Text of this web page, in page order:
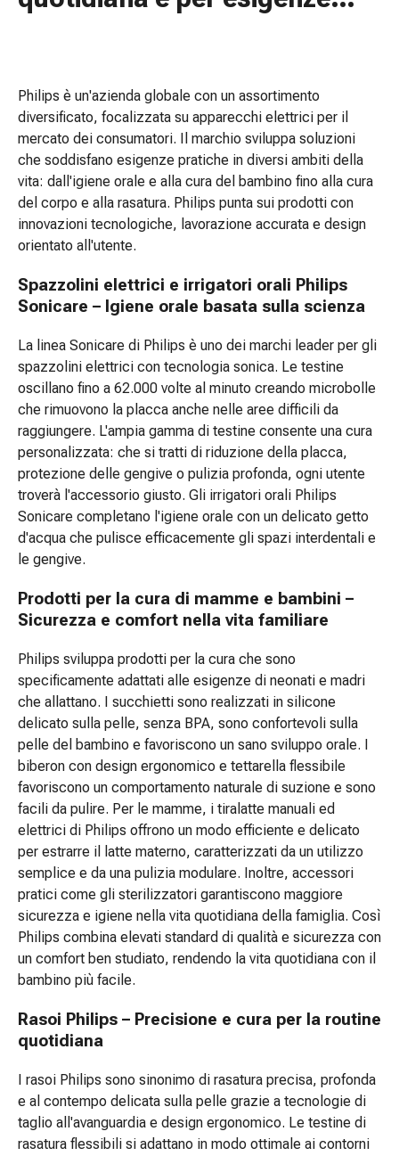
Mal
di
emicrania
Dolori
muscolari
Antidolorifici
Trattamento
dolore
Raffreddamento
Riscaldamento
Stress
e
sonno
Agenti
calmanti
Sbalzi
d'umore
sonno
Roncopatia
Tratto
respiratorio
Farmaci
per
il
naso
Disturbi
respiratori
Infezioni
Varicella
Malattie
neurologiche
Sensazione
di
vertigini
Metabolismo
Immunosoppressori
Protezione
e
prodotti
contro
gli
Philips è un'azienda globale con un assortimento
diversificato, focalizzata su apparecchi elettrici per il
mercato dei consumatori. Il marchio sviluppa soluzioni
che soddisfano esigenze pratiche in diversi ambiti della
vita: dall'igiene orale e alla cura del bambino fino alla cura
del corpo e alla rasatura. Philips punta sui prodotti con
innovazioni tecnologiche, lavorazione accurata e design
orientato all'utente.
Spazzolini elettrici e irrigatori orali Philips
Sonicare – Igiene orale basata sulla scienza
La linea Sonicare di Philips è uno dei marchi leader per gli
spazzolini elettrici con tecnologia sonica. Le testine
oscillano fino a 62.000 volte al minuto creando microbolle
che rimuovono la placca anche nelle aree difficili da
raggiungere. L'ampia gamma di testine consente una cura
personalizzata: che si tratti di riduzione della placca,
protezione delle gengive o pulizia profonda, ogni utente
troverà l'accessorio giusto. Gli irrigatori orali Philips
Sonicare completano l'igiene orale con un delicato getto
d'acqua che pulisce efficacemente gli spazi interdentali e
le gengive.
Prodotti per la cura di mamme e bambini –
Sicurezza e comfort nella vita familiare
Philips sviluppa prodotti per la cura che sono
specificamente adattati alle esigenze di neonati e madri
che allattano. I succhietti sono realizzati in silicone
delicato sulla pelle, senza BPA, sono confortevoli sulla
pelle del bambino e favoriscono un sano sviluppo orale. I
biberon con design ergonomico e tettarella flessibile
favoriscono un comportamento naturale di suzione e sono
facili da pulire. Per le mamme, i tiralatte manuali ed
elettrici di Philips offrono un modo efficiente e delicato
per estrarre il latte materno, caratterizzati da un utilizzo
semplice e da una pulizia modulare. Inoltre, accessori
pratici come gli sterilizzatori garantiscono maggiore
sicurezza e igiene nella vita quotidiana della famiglia. Così
Philips combina elevati standard di qualità e sicurezza con
un comfort ben studiato, rendendo la vita quotidiana con il
bambino più facile.
Rasoi Philips – Precisione e cura per la routine
quotidiana
I rasoi Philips sono sinonimo di rasatura precisa, profonda
e al contempo delicata sulla pelle grazie a tecnologie di
taglio all'avanguardia e design ergonomico. Le testine di
rasatura flessibili si adattano in modo ottimale ai contorni